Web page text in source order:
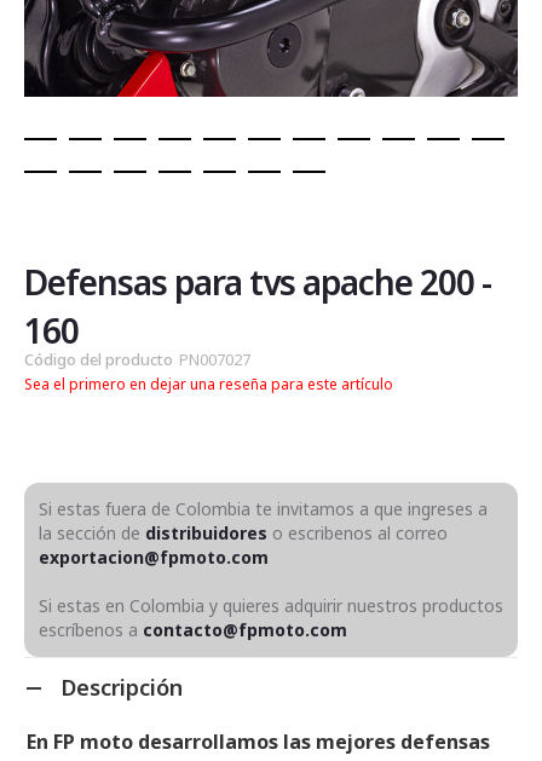
de
la
galería
de
imágenes
Defensas para tvs apache 200 -
160
Código del producto PN007027
Sea el primero en dejar una reseña para este artículo
Si estas fuera de Colombia te invitamos a que ingreses a
la sección de distribuidores o escribenos al correo
exportacion@fpmoto.com
Si estas en Colombia y quieres adquirir nuestros productos
escríbenos a contacto@fpmoto.com
Descripción
En FP moto desarrollamos las mejores defensas